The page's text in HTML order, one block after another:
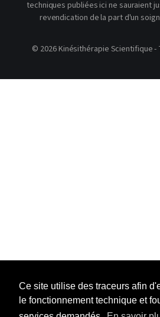
Ce site utilise des traceurs afin
le fonctionnement technique et
techniques publiées ici ne sauraient
revendication de la part d'un
© 2026 Kinésithérapie Scientifique